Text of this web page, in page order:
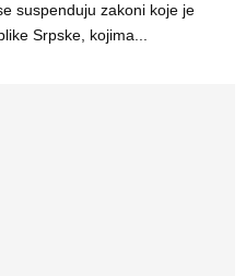
suspenduju zakoni koje je
Srpske, kojima...